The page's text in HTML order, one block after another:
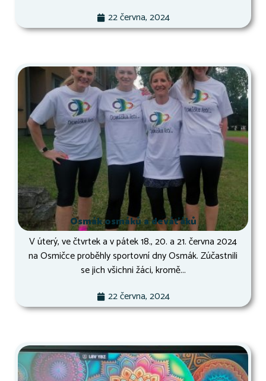
22 června, 2024
Osmák osmáků a deváťáků
V úterý, ve čtvrtek a v pátek 18., 20. a 21. června 2024
na Osmičce proběhly sportovní dny Osmák. Zúčastnili
se jich všichni žáci, kromě...
22 června, 2024